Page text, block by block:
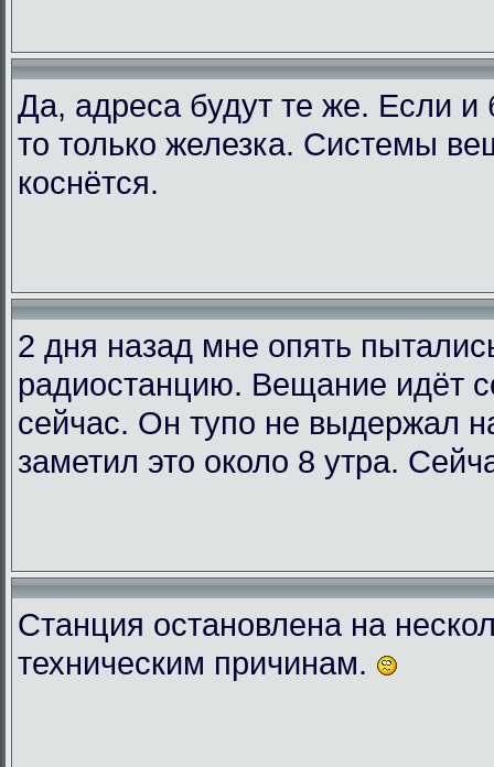
Да, адреса будут те же. Если и
то только железка. Системы
коснётся.
2 дня назад мне опять
радиостанцию. Вещание идёт
сейчас. Он тупо не выдержал
заметил это около 8 утра.
Станция остановлена на
техническим причинам.